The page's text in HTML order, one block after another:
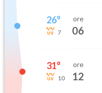
26°
7
ore
06
31°
10
ore
12